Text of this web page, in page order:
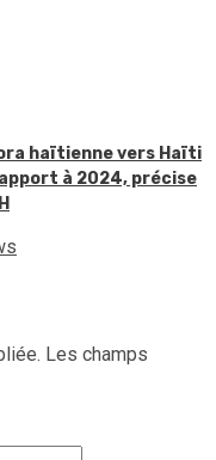
haïtienne vers Haïti
à 2024, précise
Les champs